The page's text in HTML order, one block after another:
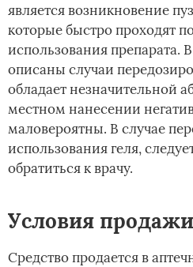
является возникновение
которые быстро проходят
использования препарата.
описаны случаи
обладает незначительной
местном нанесении
маловероятны. В случае
использования геля,
обратиться к врачу.
Условия
Средство продается в